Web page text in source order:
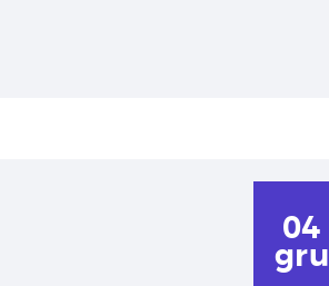
04
gru